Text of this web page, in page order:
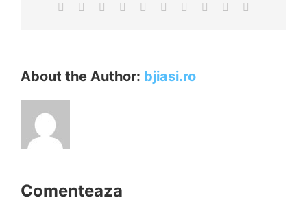
Facebook Reddit LinkedInWhatsApp
TumblrPinterest Xing
About the Author: bjiasi.ro
Comenteaza